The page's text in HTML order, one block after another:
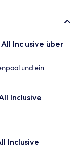
Inclusive über
und ein
Inclusive
Inclusive